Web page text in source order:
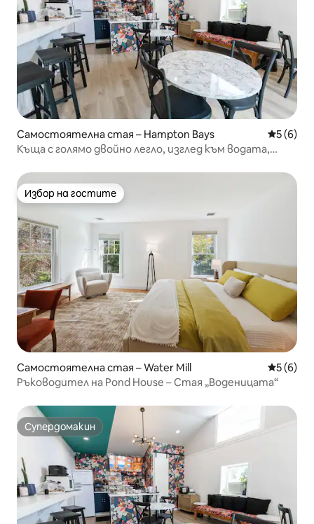
Самостоятелна стая – Hampton Bays Средна
5 (6)
Къща с голямо двойно легло, изглед към водата,
Избор на гостите
Избор на гостите
Самостоятелна стая – Water Mill Средна
5 (6)
Ръководител на Pond House – Стая „Воденицата“
Супердомакин
Супердомакин